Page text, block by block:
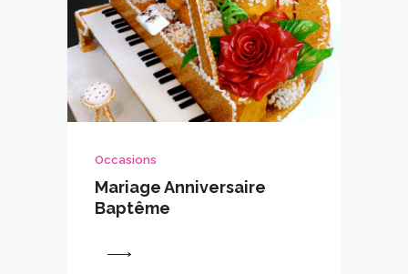
Occasions
Mariage Anniversaire
Baptême